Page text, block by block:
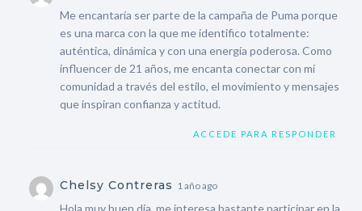
ACCEDE PARA RESPONDER
Me encantaría ser parte de la campaña de Puma porque
es una marca con la que me identifico totalmente:
auténtica, dinámica y con una energía poderosa. Como
influencer de 21 años, me encanta conectar con mi
comunidad a través del estilo, el movimiento y mensajes
que inspiran confianza y actitud.
Chelsy Contreras 1 año ago